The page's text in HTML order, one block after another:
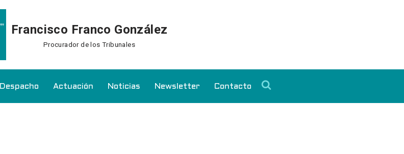
Francisco Franco González
Procurador de los Tribunales
Despacho Actuación Noticias Newsletter Contacto